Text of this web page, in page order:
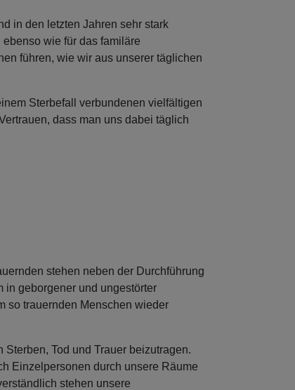
in den letzten Jahren sehr stark
wie für das familäre
führen, wie wir aus unserer täglichen
Sterbefall verbundenen vielfältigen
dass man uns dabei täglich
stehen neben der Durchführung
in geborgener und ungestörter
so trauernden Menschen wieder
Tod und Trauer beizutragen.
Einzelpersonen durch unsere Räume
stehen unsere